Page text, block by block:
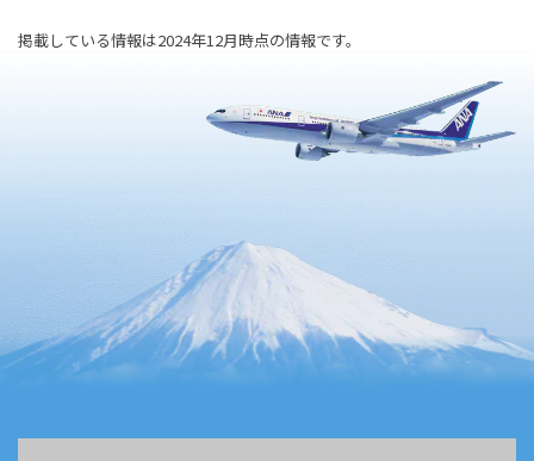
掲載している情報は2024年12月時点の情報です。